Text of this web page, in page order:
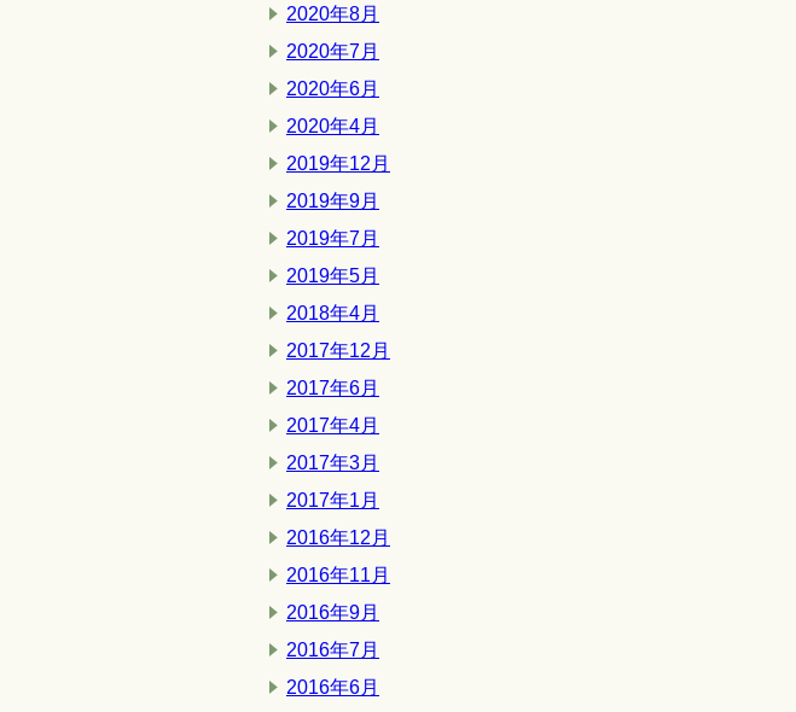
2020年8月
2020年7月
2020年6月
2020年4月
2019年12月
2019年9月
2019年7月
2019年5月
2018年4月
2017年12月
2017年6月
2017年4月
2017年3月
2017年1月
2016年12月
2016年11月
2016年9月
2016年7月
2016年6月